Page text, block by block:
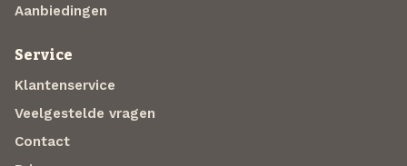
Aanbiedingen
Service
Klantenservice
Veelgestelde vragen
Contact